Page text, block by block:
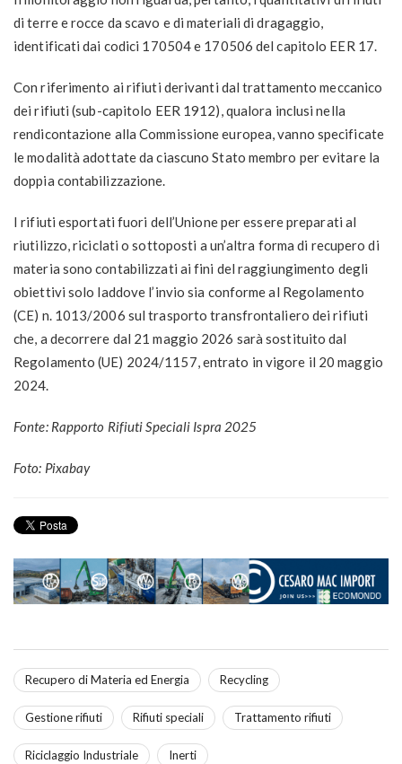
di terre e rocce da scavo e di materiali di dragaggio,
identificati dai codici 170504 e 170506 del capitolo EER 17.
Con riferimento ai rifiuti derivanti dal trattamento meccanico
dei rifiuti (sub-capitolo EER 1912), qualora inclusi nella
rendicontazione alla Commissione europea, vanno specificate
le modalità adottate da ciascuno Stato membro per evitare la
doppia contabilizzazione.
I rifiuti esportati fuori dell’Unione per essere preparati al
riutilizzo, riciclati o sottoposti a un’altra forma di recupero di
materia sono contabilizzati ai fini del raggiungimento degli
obiettivi solo laddove l’invio sia conforme al Regolamento
(CE) n. 1013/2006 sul trasporto transfrontaliero dei rifiuti
che, a decorrere dal 21 maggio 2026 sarà sostituito dal
Regolamento (UE) 2024/1157, entrato in vigore il 20 maggio
2024.
Fonte: Rapporto Rifiuti Speciali Ispra 2025
Foto: Pixabay
Recupero di Materia ed Energia Recycling
Gestione rifiuti Rifiuti speciali Trattamento rifiuti
Riciclaggio Industriale Inerti